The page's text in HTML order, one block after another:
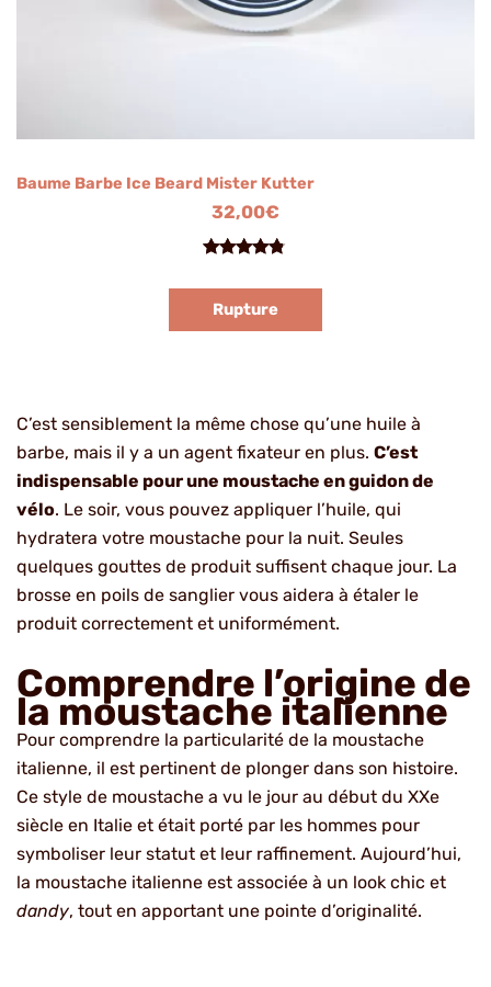
Baume Barbe Ice Beard Mister Kutter
32,00€
basé
Rupture
C’est sensiblement la même chose qu’une huile à
barbe, mais il y a un agent fixateur en plus. C’est
indispensable pour une moustache en guidon de
vélo. Le soir, vous pouvez appliquer l’huile, qui
hydratera votre moustache pour la nuit. Seules
quelques gouttes de produit suffisent chaque jour. La
brosse en poils de sanglier vous aidera à étaler le
produit correctement et uniformément.
Comprendre l’origine de
la moustache italienne
Pour comprendre la particularité de la moustache
italienne, il est pertinent de plonger dans son histoire.
Ce style de moustache a vu le jour au début du XXe
siècle en Italie et était porté par les hommes pour
symboliser leur statut et leur raffinement. Aujourd’hui,
la moustache italienne est associée à un look chic et
dandy, tout en apportant une pointe d’originalité.